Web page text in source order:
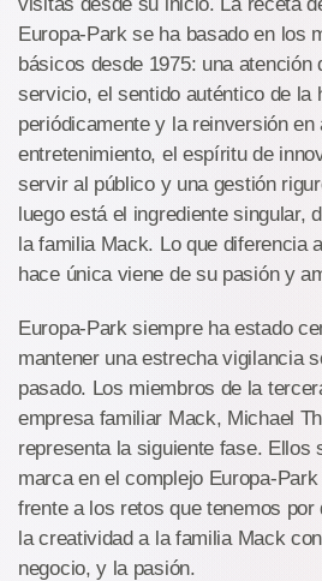
Europa-Park se ha basado en los
básicos desde 1975: una atención
servicio, el sentido auténtico de la
periódicamente y la reinversión
entretenimiento, el espíritu de
servir al público y una gestión
luego está el ingrediente singular,
la familia Mack. Lo que diferencia
hace única viene de su pasión y
Europa-Park siempre ha estado
mantener una estrecha vigilancia
pasado. Los miembros de la
empresa familiar Mack, Michael
representa la siguiente fase. Ellos
marca en el complejo Europa-
frente a los retos que tenemos
la creatividad a la familia Mack
negocio, y la pasión.